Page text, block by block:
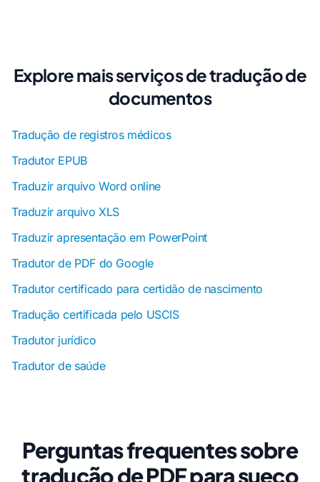
Explore mais serviços de tradução de
documentos
Tradução de registros médicos
Tradutor EPUB
Traduzir arquivo Word online
Traduzir arquivo XLS
Traduzir apresentação em PowerPoint
Tradutor de PDF do Google
Tradutor certificado para certidão de nascimento
Tradução certificada pelo USCIS
Tradutor jurídico
Tradutor de saúde
Perguntas frequentes sobre
tradução de PDF para sueco